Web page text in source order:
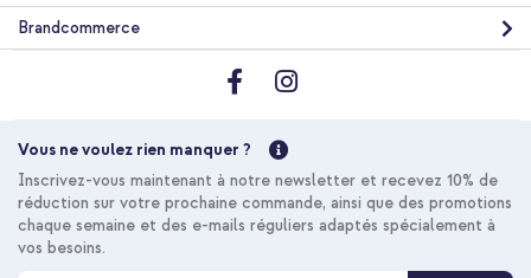
Brandcommerce
Vous ne voulez rien manquer ?
Inscrivez-vous maintenant à notre newsletter et recevez 10% de
réduction sur votre prochaine commande, ainsi que des promotions
chaque semaine et des e-mails réguliers adaptés spécialement à
vos besoins.